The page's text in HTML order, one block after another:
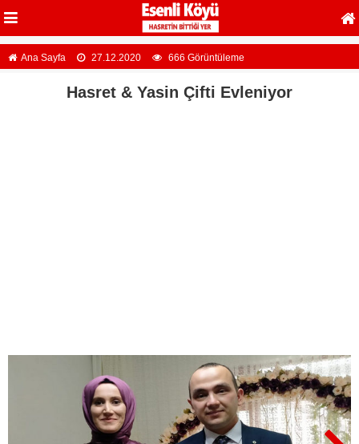
Ana Sayfa 27.12.2020 666 Görüntüleme
Hasret & Yasin Çifti Evleniyor